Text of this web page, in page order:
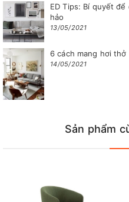
ED Tips: Bí quyết
hảo
13/05/2021
6 cách mang hơi
14/05/2021
Sản phẩm